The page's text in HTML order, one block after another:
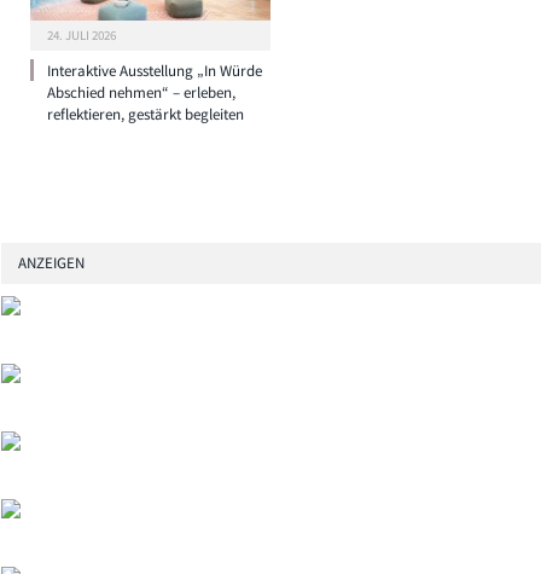
24. JULI 2026
Interaktive Ausstellung „In Würde
Abschied nehmen“ – erleben,
reflektieren, gestärkt begleiten
ANZEIGEN